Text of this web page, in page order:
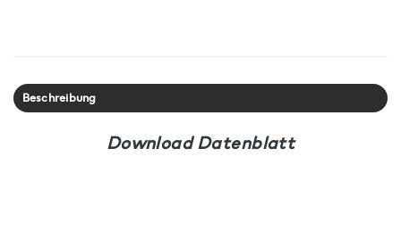
Beschreibung
Download Datenblatt